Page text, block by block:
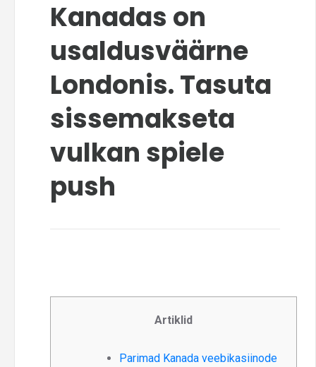
Kanadas on
usaldusväärne
Londonis. Tasuta
sissemakseta
vulkan spiele
push
Artiklid
Parimad Kanada veebikasiinode